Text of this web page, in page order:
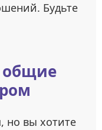
Будьте
общие
но вы хотите